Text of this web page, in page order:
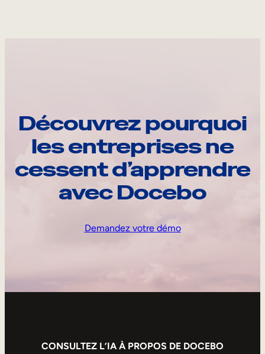
Découvrez pourquoi
les entreprises ne
cessent d’apprendre
avec Docebo
Demandez votre démo
CONSULTEZ L’IA À PROPOS DE DOCEBO